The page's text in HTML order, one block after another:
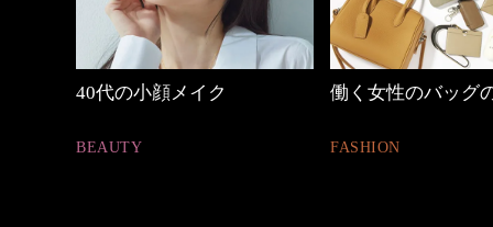
40代の小顔メイク
BEAUTY
働く女性のバッグ
FASHION